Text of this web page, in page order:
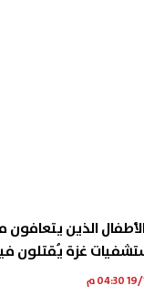
الذين يتعافون
غزة يُقتلون